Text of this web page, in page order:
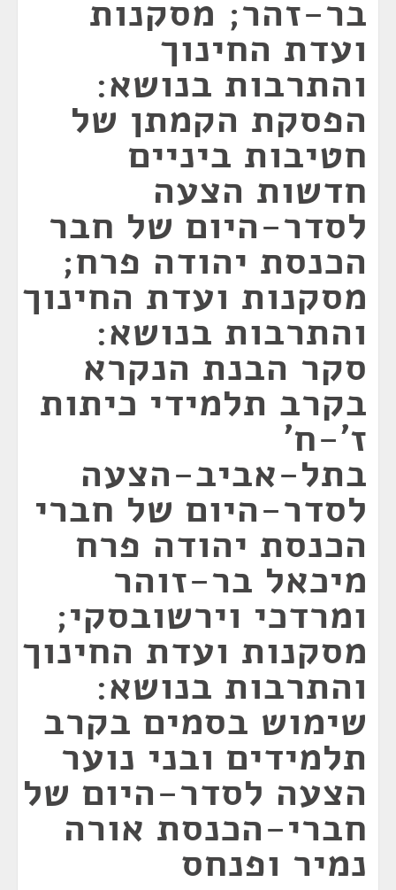
בר-זהר; מסקנות
ועדת החינוך
והתרבות בנושא:
הפסקת הקמתן של
חטיבות ביניים
חדשות הצעה
לסדר-היום של חבר
הכנסת יהודה פרח;
מסקנות ועדת החינוך
והתרבות בנושא:
סקר הבנת הנקרא
בקרב תלמידי כיתות
ז'-ח'
בתל-אביב-הצעה
לסדר-היום של חברי
הכנסת יהודה פרח
מיכאל בר-זוהר
ומרדכי וירשובסקי;
מסקנות ועדת החינוך
והתרבות בנושא:
שימוש בסמים בקרב
תלמידים ובני נוער
הצעה לסדר-היום של
חברי-הכנסת אורה
נמיר ופנחס